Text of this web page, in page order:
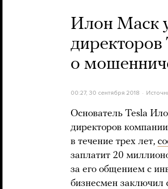
Илон Маск
директоров
о
00:27, 30 сентября 2018
Основатель Tesla
директоров
в течение трех лет,
заплатит 20
за его общением с
бизнесмен